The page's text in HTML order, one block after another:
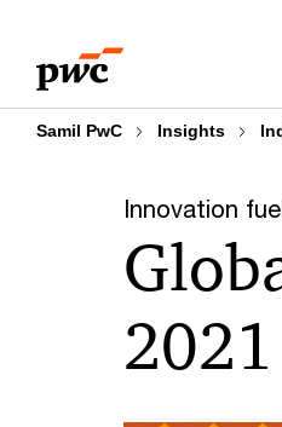
content
footer
Samil PwC Insights
Innovation
2021